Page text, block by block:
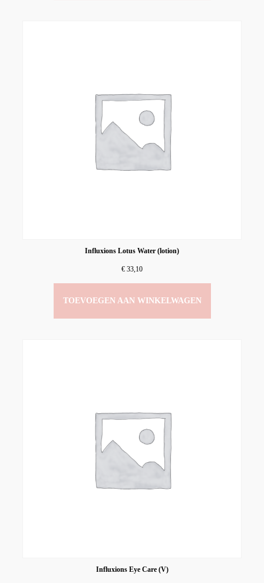
Influxions Lotus Water (lotion)
€ 33,10
TOEVOEGEN AAN WINKELWAGEN
Influxions Eye Care (V)